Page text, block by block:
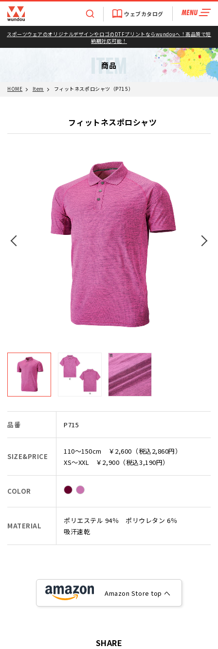
スポーツウェアのオリジナルデザインやロゴのDTFプリントならwundouへ！高品質で短
納期対応可能！
ウェブカタログ
商品
ITEM
HOME Item フィットネスポロシャツ（P715）
フィットネスポロシャツ
品番 P715
SIZE&PRICE
110～150cm ￥2,600（税込2,860円）
XS～XXL ￥2,900（税込3,190円）
COLOR
MATERIAL
ポリエステル 94％ ポリウレタン 6％
吸汗速乾
Amazon Store top へ
SHARE